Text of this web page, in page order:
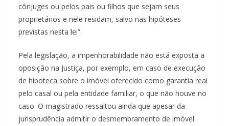
cônjuges ou pelos pais ou filhos que sejam seus
proprietários e nele residam, salvo nas hipóteses
previstas nesta lei”.
Pela legislação, a impenhorabilidade não está exposta a
oposição na Justiça, por exemplo, em caso de execução
de hipoteca sobre o imóvel oferecido como garantia real
pelo casal ou pela entidade familiar, o que não houve no
caso. O magistrado ressaltou ainda que apesar da
jurisprudência admitir o desmembramento de imóvel